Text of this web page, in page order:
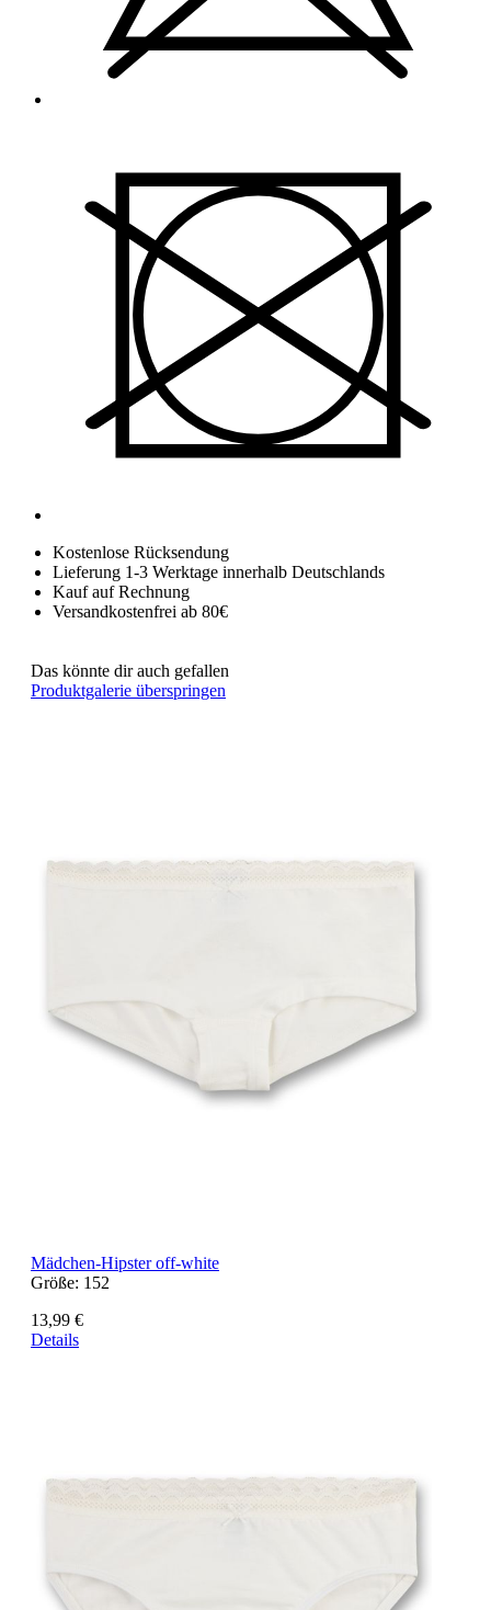
Kostenlose Rücksendung
Lieferung 1-3 Werktage innerhalb Deutschlands
Kauf auf Rechnung
Versandkostenfrei ab 80€
Das könnte dir auch gefallen
Produktgalerie überspringen
Mädchen-Hipster off-white
Größe: 152
13,99 €
Details